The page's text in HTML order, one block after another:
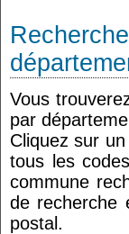
Vous
par
Cliquez sur
tous les
commune
de recherche
postal.